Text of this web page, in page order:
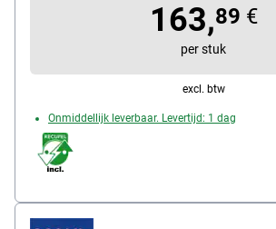
163,89 €
per stuk
excl. btw
Onmiddellijk leverbaar. Levertijd: 1 dag